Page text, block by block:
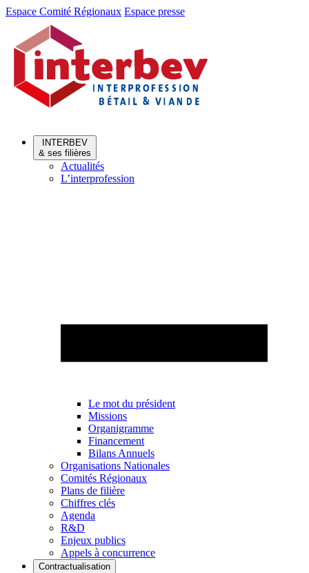
Aller
Aller
contenu
Espace Comité Régionaux Espace presse
INTERBEV
& ses filières
Actualités
L’interprofession
Le mot du président
Missions
Organigramme
Financement
Bilans Annuels
Organisations Nationales
Comités Régionaux
Plans de filière
Chiffres clés
Agenda
R&D
Enjeux publics
Appels à concurrence
Contractualisation